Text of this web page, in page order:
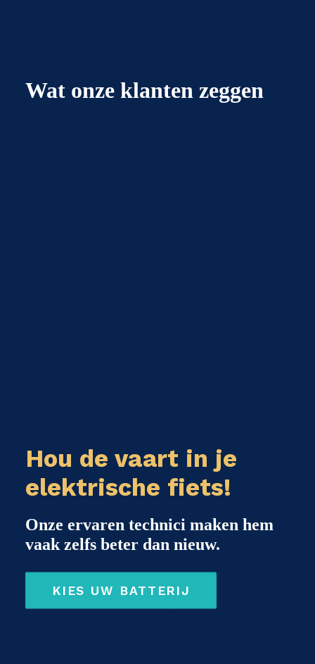
Wat onze klanten zeggen
Hou de vaart in je
elektrische fiets!
Onze ervaren technici maken hem
vaak zelfs beter dan nieuw.
KIES UW BATTERIJ